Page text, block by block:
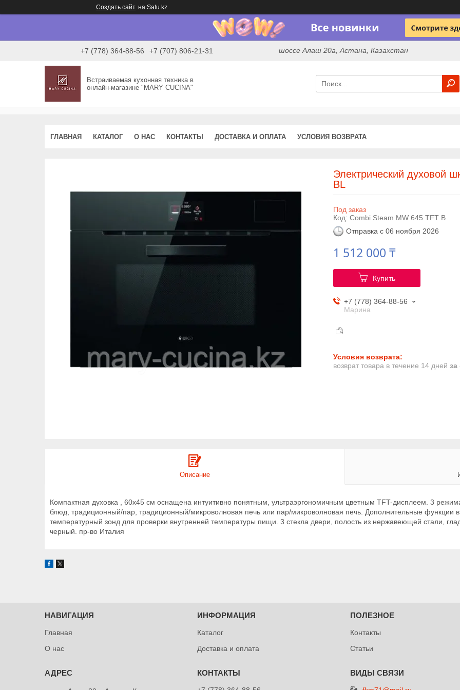
Создать сайт на Satu.kz
+7 (778) 364-88-56 +7 (707) 806-21-31 шоссе Алаш 20а, Астана, Казахстан
Встраиваемая кухонная техника в
онлайн-магазине "MARY CUCINA"
ГЛАВНАЯ КАТАЛОГ О НАС КОНТАКТЫ ДОСТАВКА И ОПЛАТА УСЛОВИЯ ВОЗВРАТА
Электрический духовой
BL
Под заказ
Код: Combi Steam MW 645 TFT B
Отправка с 06 ноября 2026
1 512 000 ₸
Купить
+7 (778) 364-88-56
Марина
возврат товара в течение 14 дней за
Описание
Компактная духовка , 60x45 см оснащена интуитивно понятным, ультраэргономичным цветным TFT-дисплеем. 3
блюд, традиционный/пар, традиционный/микроволновая печь или пар/микроволновая печь. Дополнительные функции
температурный зонд для проверки внутренней температуры пищи. 3 стекла двери, полость из нержавеющей стали,
черный. пр-во Италия
НАВИГАЦИЯ
Главная
О нас
ИНФОРМАЦИЯ
Каталог
Доставка и оплата
ПОЛЕЗНОЕ
Контакты
Статьи